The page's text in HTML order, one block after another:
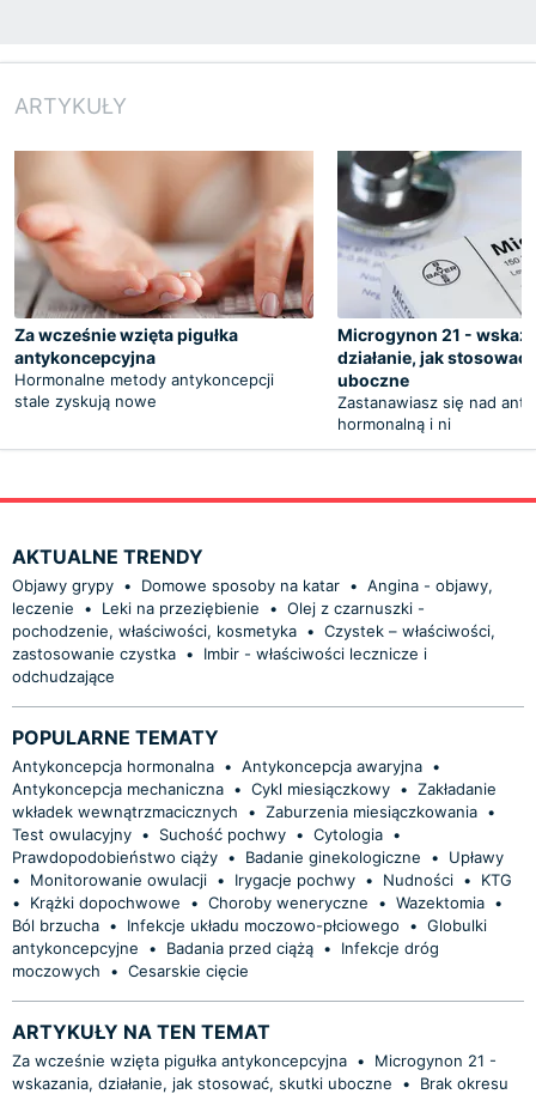
ARTYKUŁY
Za wcześnie wzięta pigułka
antykoncepcyjna
Hormonalne metody antykoncepcji
stale zyskują nowe
Microgynon 21 -
działanie, jak
uboczne
Zastanawiasz się nad
hormonalną i ni
AKTUALNE TRENDY
Objawy grypy • Domowe sposoby na katar • Angina - objawy,
leczenie
• Leki na przeziębienie • Olej z czarnuszki -
pochodzenie, właściwości, kosmetyka • Czystek – właściwości,
zastosowanie czystka •
Imbir - właściwości lecznicze i
odchudzające
POPULARNE TEMATY
Antykoncepcja hormonalna • Antykoncepcja awaryjna •
Antykoncepcja mechaniczna • Cykl miesiączkowy • Zakładanie
wkładek wewnątrzmacicznych
• Zaburzenia miesiączkowania •
Test owulacyjny • Suchość pochwy • Cytologia •
Prawdopodobieństwo ciąży • Badanie ginekologiczne •
Upławy
•
Monitorowanie owulacji • Irygacje pochwy • Nudności •
KTG
•
Krążki dopochwowe • Choroby weneryczne • Wazektomia •
Ból brzucha • Infekcje układu moczowo-płciowego • Globulki
antykoncepcyjne
• Badania przed ciążą •
Infekcje dróg
moczowych
• Cesarskie cięcie
ARTYKUŁY NA TEN TEMAT
Za wcześnie wzięta pigułka antykoncepcyjna •
Microgynon 21 -
wskazania, działanie, jak stosować, skutki uboczne
•
Brak okresu